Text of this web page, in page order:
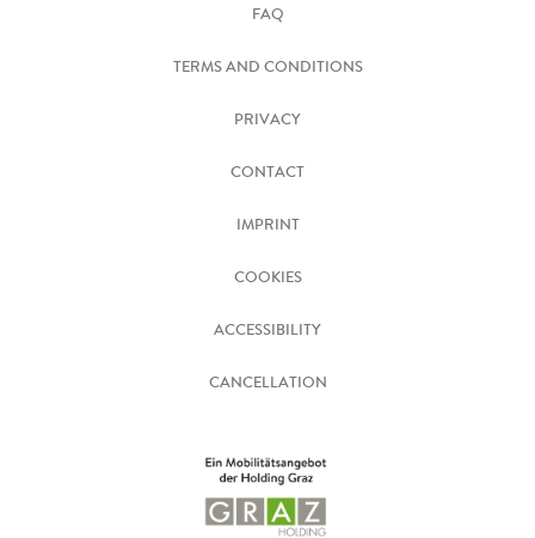
FAQ
TERMS AND CONDITIONS
PRIVACY
CONTACT
IMPRINT
COOKIES
ACCESSIBILITY
CANCELLATION